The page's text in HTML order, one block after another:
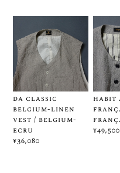
da classic
belgium-linen
vest / belgium-
ecru
¥36,080
habit
¥49,500